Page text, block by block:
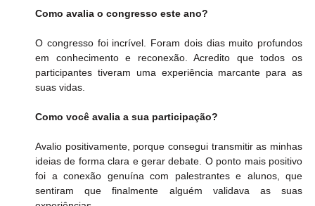
Como avalia o congresso este ano?
O congresso foi incrível. Foram dois dias muito profundos
em conhecimento e reconexão. Acredito que todos os
participantes tiveram uma experiência marcante para as
suas vidas.
Como você avalia a sua participação?
Avalio positivamente, porque consegui transmitir as minhas
ideias de forma clara e gerar debate. O ponto mais positivo
foi a conexão genuína com palestrantes e alunos, que
sentiram que finalmente alguém validava as suas